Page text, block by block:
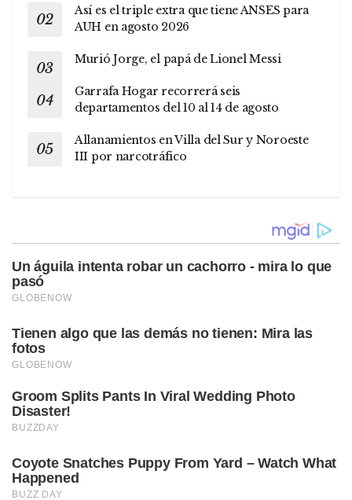
Así es el triple extra que tiene ANSES para
AUH en agosto 2026
Murió Jorge, el papá de Lionel Messi
Garrafa Hogar recorrerá seis
departamentos del 10 al 14 de agosto
Allanamientos en Villa del Sur y Noroeste
III por narcotráfico